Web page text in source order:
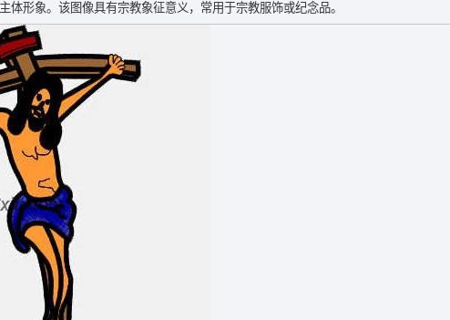
形象。该图像具有宗教象征意义，常用于宗教服饰或纪念品。